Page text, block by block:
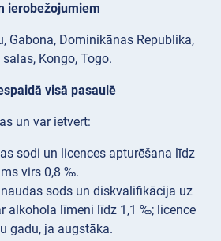
ierobežojumiem
Gabona, Dominikānas Republika,
Kongo, Togo.
visā pasaulē
un var ietvert:
sodi un licences apturēšana līdz
virs 0,8 ‰.
sods un diskvalifikācija uz
alkohola līmeni līdz 1,1 ‰; licence
gadu, ja augstāka.